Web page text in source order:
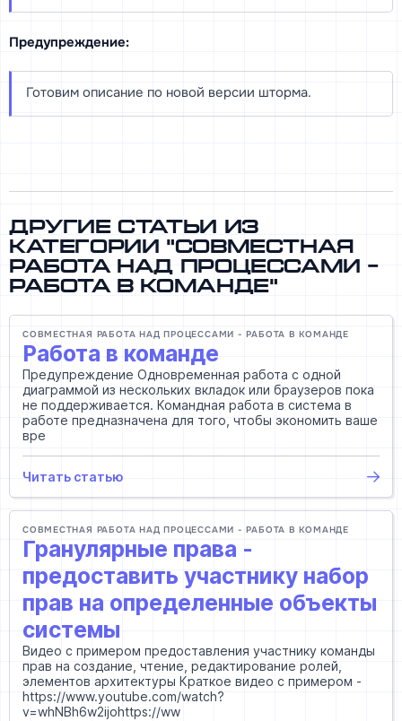
Предупреждение:
Готовим описание по новой версии шторма.
Другие статьи из
категории "Cовместная
работа над процессами -
работа в команде"
CОВМЕСТНАЯ РАБОТА НАД ПРОЦЕССАМИ - РАБОТА В КОМАНДЕ
Работа в команде
Предупреждение Одновременная работа с одной
диаграммой из нескольких вкладок или браузеров пока
не поддерживается. Командная работа в система в
работе предназначена для того, чтобы экономить ваше
вре
Читать статью
CОВМЕСТНАЯ РАБОТА НАД ПРОЦЕССАМИ - РАБОТА В КОМАНДЕ
Гранулярные права -
предоставить участнику набор
прав на определенные объекты
системы
Видео с примером предоставления участнику команды
прав на создание, чтение, редактирование ролей,
элементов архитектуры Краткое видео с примером -
https://www.youtube.com/watch?
v=whNBh6w2ijohttps://ww